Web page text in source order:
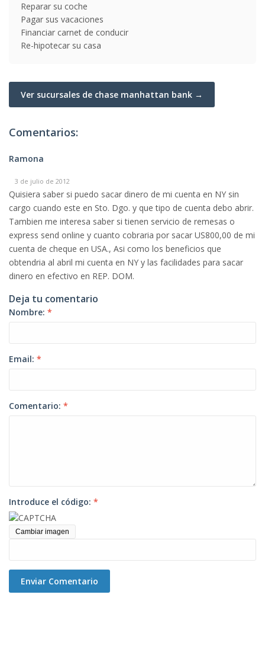
Reparar su coche
Pagar sus vacaciones
Financiar carnet de conducir
Re-hipotecar su casa
Ver sucursales de chase manhattan bank →
Comentarios:
Ramona
3 de julio de 2012
Quisiera saber si puedo sacar dinero de mi cuenta en NY sin
cargo cuando este en Sto. Dgo. y que tipo de cuenta debo abrir.
Tambien me interesa saber si tienen servicio de remesas o
express send online y cuanto cobraria por sacar US800,00 de mi
cuenta de cheque en USA., Asi como los beneficios que
obtendria al abril mi cuenta en NY y las facilidades para sacar
dinero en efectivo en REP. DOM.
Deja tu comentario
Nombre: *
Email: *
Comentario: *
Introduce el código: *
Cambiar imagen
Enviar Comentario